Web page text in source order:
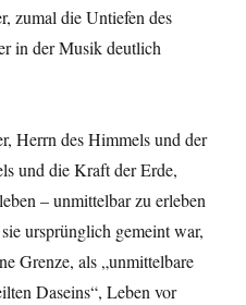
zumal die Untiefen des
in der Musik deutlich
Herrn des Himmels und der
und die Kraft der Erde,
– unmittelbar zu erleben
ursprünglich gemeint war,
Grenze, als „unmittelbare
Daseins“, Leben vor